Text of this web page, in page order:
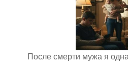
После смерти мужа я